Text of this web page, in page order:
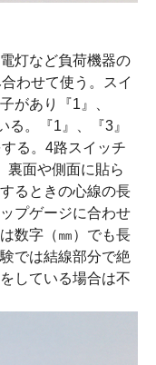
灯など負荷機器の
わせて使う。スイ
があり『1』、
る。『1』、『3』
る。4路スイッチ
裏面や側面に貼ら
るときの心線の長
プゲージに合わせ
数字（㎜）でも長
では結線部分で絶
している場合は不